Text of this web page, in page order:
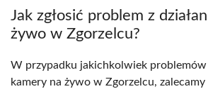
Jak zgłosić problem z
żywo w Zgorzelcu?
W przypadku jakichkolwiek problemów
kamery na żywo w Zgorzelcu,